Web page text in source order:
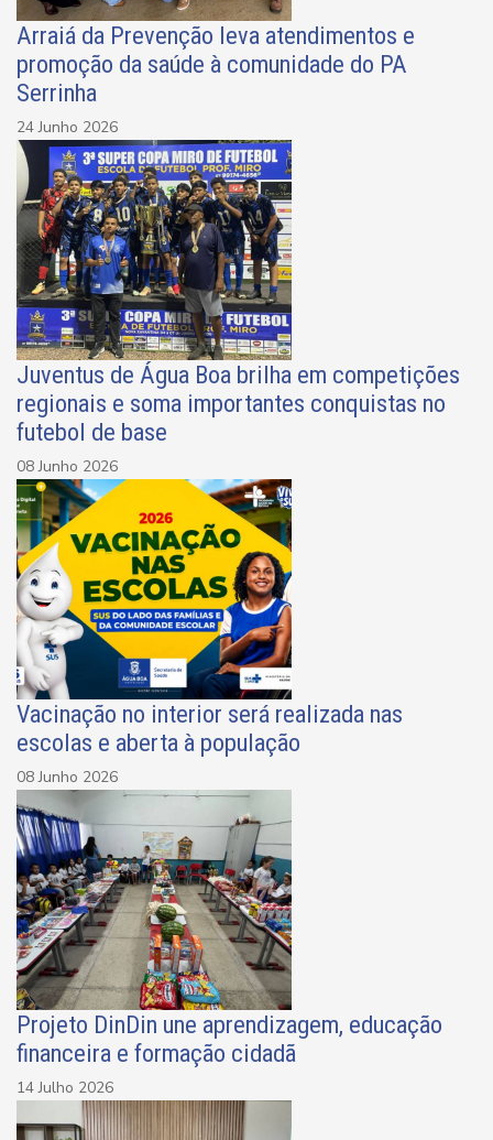
Arraiá da Prevenção leva atendimentos e
promoção da saúde à comunidade do PA
Serrinha
24 Junho 2026
Juventus de Água Boa brilha em competições
regionais e soma importantes conquistas no
futebol de base
08 Junho 2026
Vacinação no interior será realizada nas
escolas e aberta à população
08 Junho 2026
Projeto DinDin une aprendizagem, educação
financeira e formação cidadã
14 Julho 2026